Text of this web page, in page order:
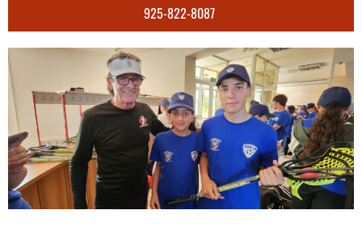
925-822-8087